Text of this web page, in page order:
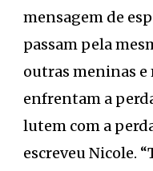
mensagem de
passam pela
outras meninas e
enfrentam a
lutem com a
escreveu Nicole.